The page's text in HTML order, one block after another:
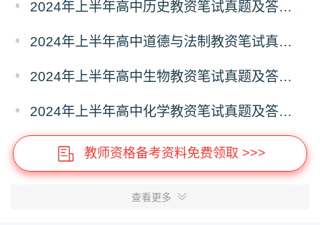
2024年上半年高中历史教资笔试真题及答案（考后更新）
2024年上半年高中道德与法制教资笔试真题及答案（考后更新）
2024年上半年高中生物教资笔试真题及答案（考后更新）
2024年上半年高中化学教资笔试真题及答案（考后更新）
教师资格备考资料免费领取 >>>
查看更多